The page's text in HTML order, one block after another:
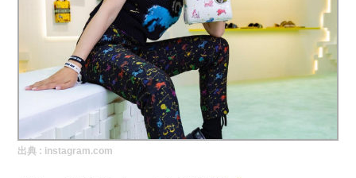
バイマの疑問に現役パーソナルショッパーが答えてみた
実録！海外ショップで買ってみた！
海外SHOP LIST
出典 : instagram.com